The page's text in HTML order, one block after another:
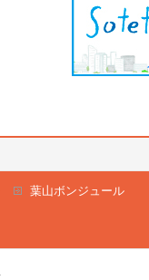
葉山ボンジュール